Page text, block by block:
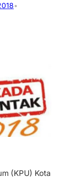
•
(KPU) Kota